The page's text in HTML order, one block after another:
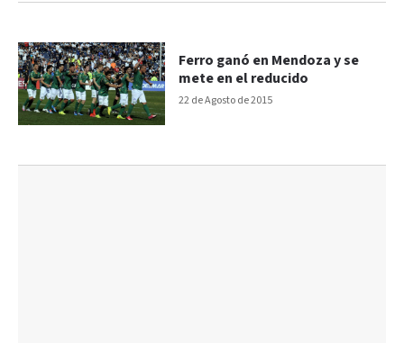
22 de Agosto de 2015
Ferro ganó en Mendoza y se
mete en el reducido